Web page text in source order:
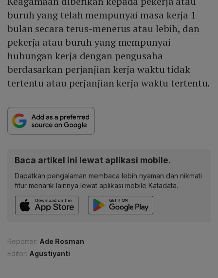
buruh yang telah mempunyai masa kerja 1
bulan secara terus-menerus atau lebih, dan
pekerja atau buruh yang mempunyai
hubungan kerja dengan pengusaha
berdasarkan perjanjian kerja waktu tidak
tertentu atau perjanjian kerja waktu tertentu.
Baca artikel ini lewat aplikasi mobile.
Dapatkan pengalaman membaca lebih nyaman dan nikmati
fitur menarik lainnya lewat aplikasi mobile Katadata.
Reporter: Ade Rosman
Editor: Agustiyanti